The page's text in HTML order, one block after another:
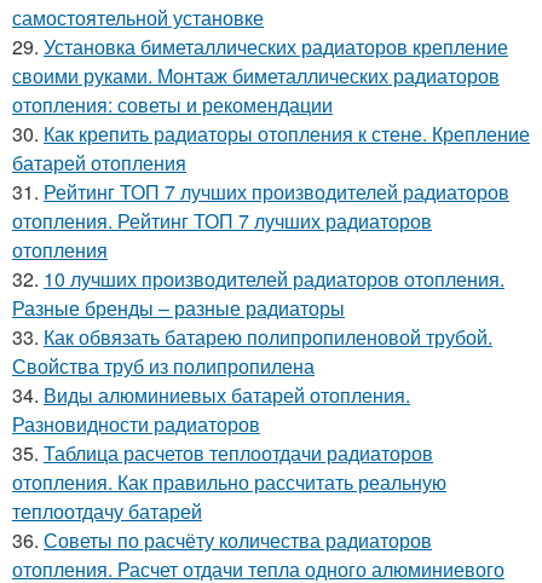
самостоятельной установке
29. Установка биметаллических радиаторов крепление
своими руками. Монтаж биметаллических радиаторов
отопления: советы и рекомендации
30. Как крепить радиаторы отопления к стене. Крепление
батарей отопления
31. Рейтинг ТОП 7 лучших производителей радиаторов
отопления. Рейтинг ТОП 7 лучших радиаторов
отопления
32. 10 лучших производителей радиаторов отопления.
Разные бренды – разные радиаторы
33. Как обвязать батарею полипропиленовой трубой.
Свойства труб из полипропилена
34. Виды алюминиевых батарей отопления.
Разновидности радиаторов
35. Таблица расчетов теплоотдачи радиаторов
отопления. Как правильно рассчитать реальную
теплоотдачу батарей
36. Советы по расчёту количества радиаторов
отопления. Расчет отдачи тепла одного алюминиевого